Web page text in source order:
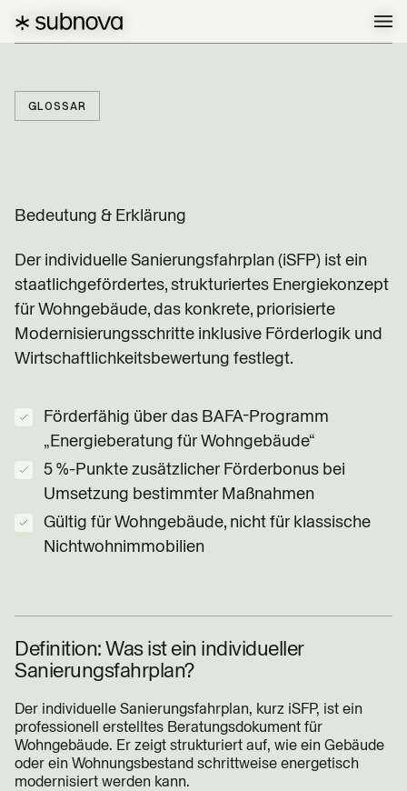
GLOSSAR
Bedeutung & Erklärung
Der individuelle Sanierungsfahrplan (iSFP) ist ein
staatlichgefördertes, strukturiertes Energiekonzept
für Wohngebäude, das konkrete, priorisierte
Modernisierungsschritte inklusive Förderlogik und
Wirtschaftlichkeitsbewertung festlegt.
Förderfähig über das BAFA-Programm
„Energieberatung für Wohngebäude“
5 %-Punkte zusätzlicher Förderbonus bei
Umsetzung bestimmter Maßnahmen
Gültig für Wohngebäude, nicht für klassische
Nichtwohnimmobilien
Definition: Was ist ein individueller
Sanierungsfahrplan?
Der individuelle Sanierungsfahrplan, kurz iSFP, ist ein
professionell erstelltes Beratungsdokument für
Wohngebäude. Er zeigt strukturiert auf, wie ein Gebäude
oder ein Wohnungsbestand schrittweise energetisch
modernisiert werden kann.